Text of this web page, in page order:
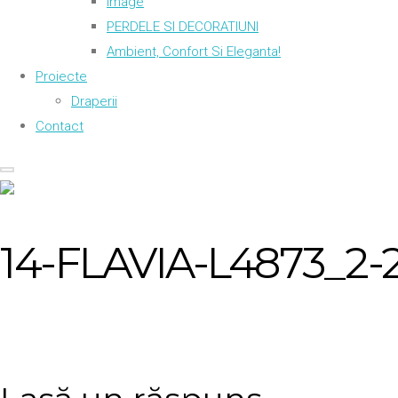
PERDELE SI DECORATIUNI
Ambient, Confort Si Eleganta!
Proiecte
Draperii
Contact
14-FLAVIA-L4873_2-